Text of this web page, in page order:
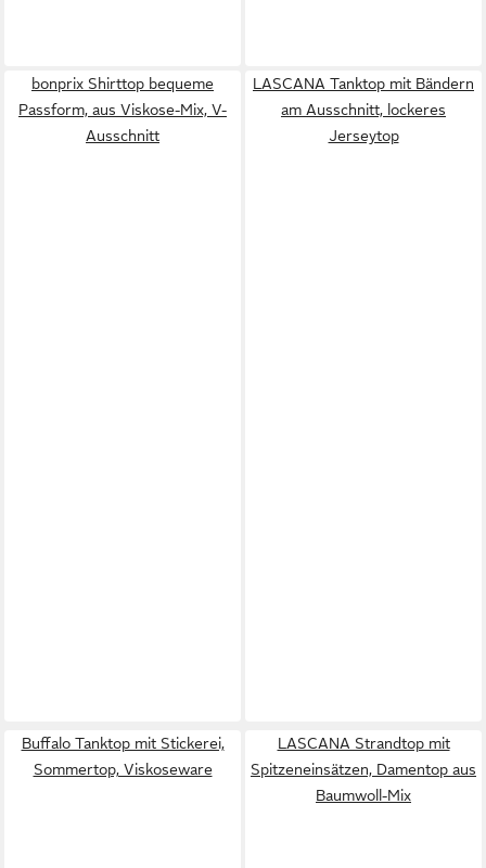
bonprix Shirttop bequeme
Passform, aus Viskose-Mix, V-
Ausschnitt
LASCANA Tanktop mit Bändern
am Ausschnitt, lockeres
Jerseytop
Buffalo Tanktop mit Stickerei,
Sommertop, Viskoseware
LASCANA Strandtop mit
Spitzeneinsätzen, Damentop aus
Baumwoll-Mix